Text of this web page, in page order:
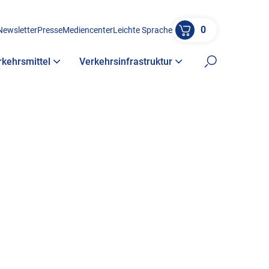
PresseMediencenterLeichte Sprache 0
Verkehrsinfrastruktur
Suche